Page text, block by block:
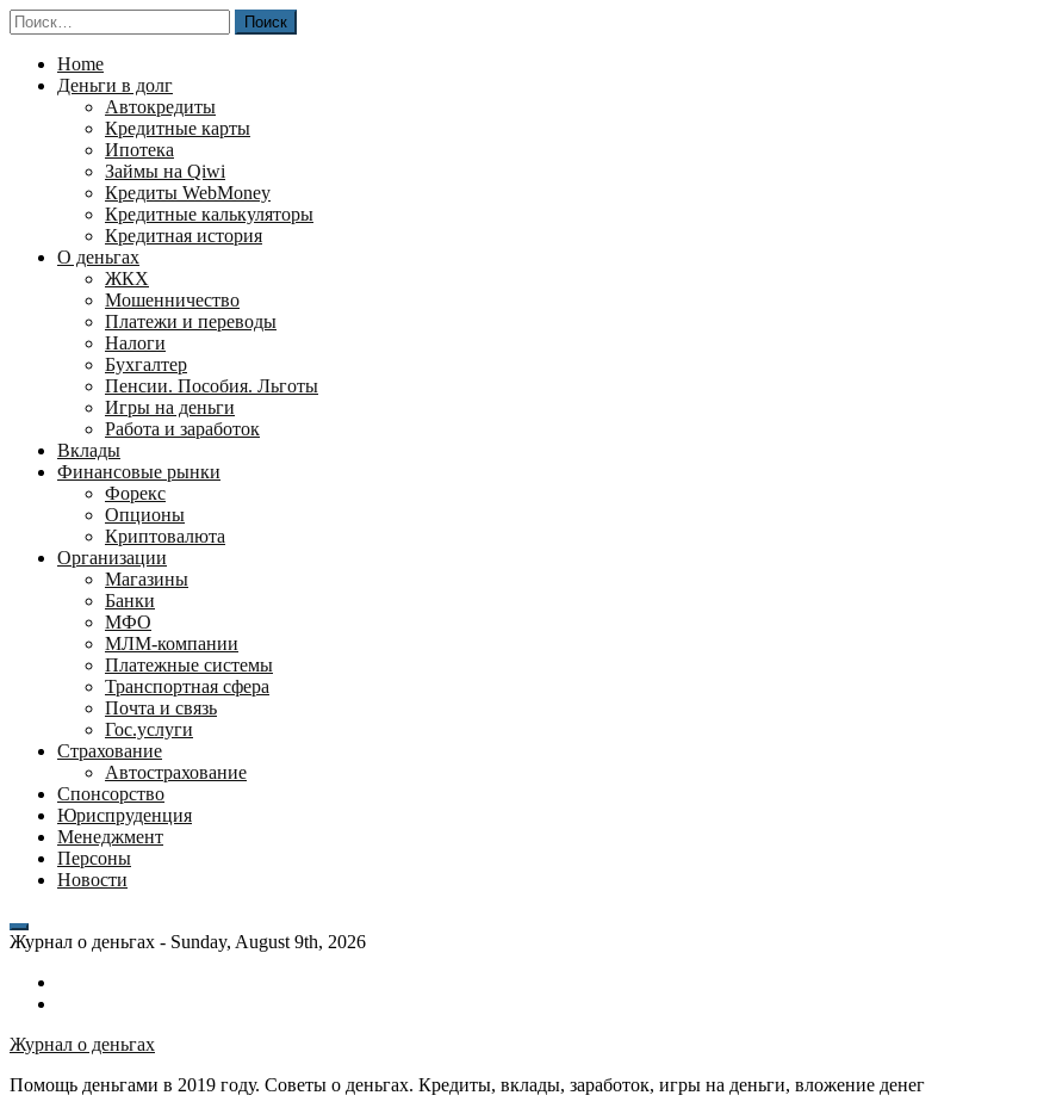
Перейти
к
содержимому
Найти:
Home
Деньги в долг
Автокредиты
Кредитные карты
Ипотека
Займы на Qiwi
Кредиты WebMoney
Кредитные калькуляторы
Кредитная история
О деньгах
ЖКХ
Мошенничество
Платежи и переводы
Налоги
Бухгалтер
Пенсии. Пособия. Льготы
Игры на деньги
Работа и заработок
Вклады
Финансовые рынки
Форекс
Опционы
Криптовалюта
Организации
Магазины
Банки
МФО
МЛМ-компании
Платежные системы
Транспортная сфера
Почта и связь
Гос.услуги
Страхование
Автострахование
Спонсорство
Юриспруденция
Менеджмент
Персоны
Новости
Журнал о деньгах - Sunday, August 9th, 2026
банка
24
взять
WebMoney?
Журнал о деньгах
Помощь деньгами в 2019 году. Советы о деньгах. Кредиты, вклады, заработок, игры на деньги, вложение денег